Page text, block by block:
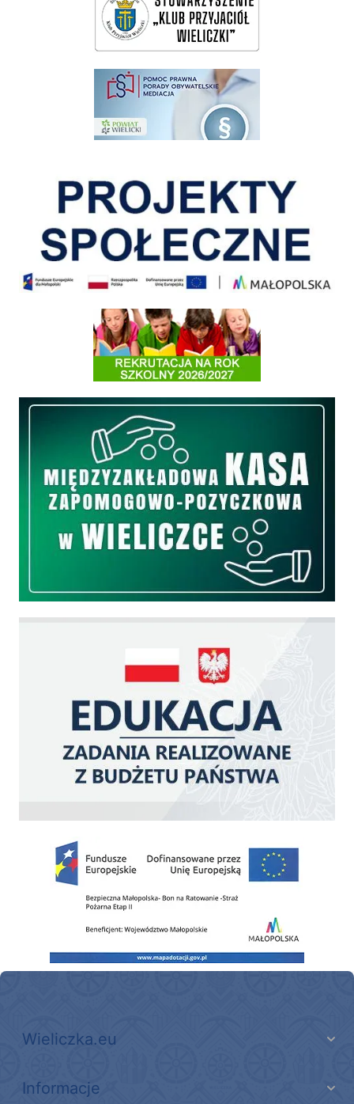
pomoc prawna wieliczka
Informacja o terminach rekrutacji na rok szkolny 2026/2027
Międzyzakładowa Kasa Zapomogowo - Pożyczkowa
Zakup fabrycznie nowego, średniego samochodu ratowniczo-gaśniczego z
Wieliczka.eu
Informacje